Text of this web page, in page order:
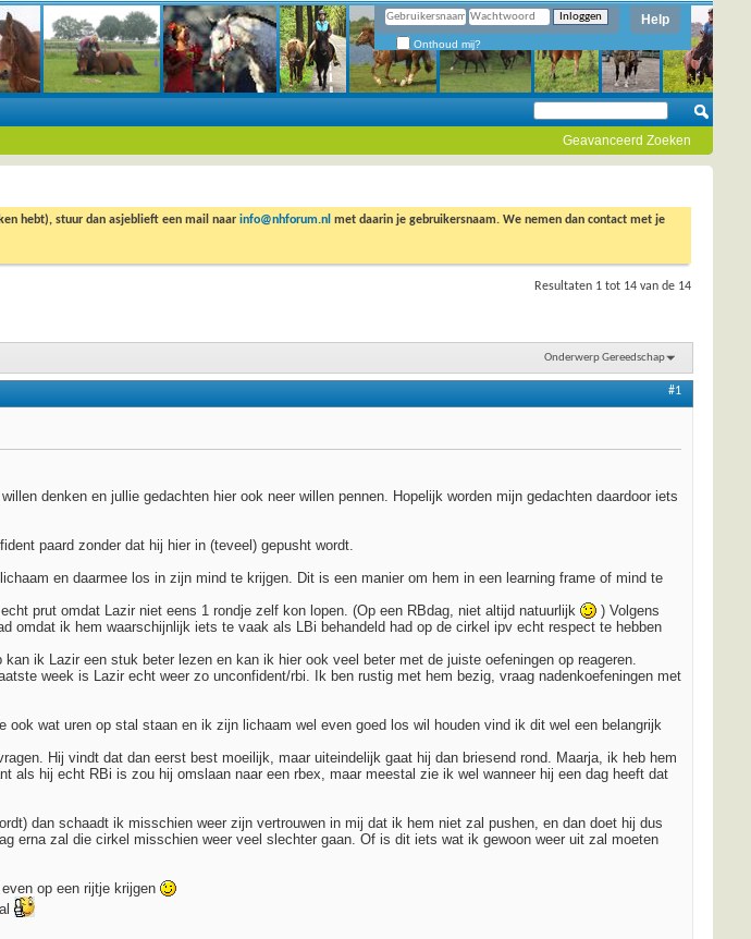
Help
Onthoud mij?
Geavanceerd Zoeken
hebt), stuur dan asjeblieft een mail naar info@nhforum.nl met daarin je gebruikersnaam. We nemen dan contact met je
Resultaten 1 tot 14 van de 14
Onderwerp Gereedschap
#1
denken en jullie gedachten hier ook neer willen pennen. Hopelijk worden mijn gedachten daardoor iets
paard zonder dat hij hier in (teveel) gepusht wordt.
en daarmee los in zijn mind te krijgen. Dit is een manier om hem in een learning frame of mind te
prut omdat Lazir niet eens 1 rondje zelf kon lopen. (Op een RBdag, niet altijd natuurlijk
) Volgens
omdat ik hem waarschijnlijk iets te vaak als LBi behandeld had op de cirkel ipv echt respect te hebben
kan ik Lazir een stuk beter lezen en kan ik hier ook veel beter met de juiste oefeningen op reageren.
week is Lazir echt weer zo unconfident/rbi. Ik ben rustig met hem bezig, vraag nadenkoefeningen met
ook wat uren op stal staan en ik zijn lichaam wel even goed los wil houden vind ik dit wel een belangrijk
Hij vindt dat dan eerst best moeilijk, maar uiteindelijk gaat hij dan briesend rond. Maarja, ik heb hem
als hij echt RBi is zou hij omslaan naar een rbex, maar meestal zie ik wel wanneer hij een dag heeft dat
dan schaadt ik misschien weer zijn vertrouwen in mij dat ik hem niet zal pushen, en dan doet hij dus
erna zal die cirkel misschien weer veel slechter gaan. Of is dit iets wat ik gewoon weer uit zal moeten
op een rijtje krijgen